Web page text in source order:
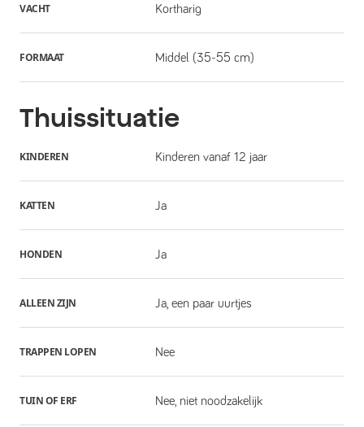
VACHT Kortharig
FORMAAT Middel (35-55 cm)
Thuissituatie
KINDEREN Kinderen vanaf 12 jaar
KATTEN Ja
HONDEN Ja
ALLEEN ZIJN Ja, een paar uurtjes
TRAPPEN LOPEN Nee
TUIN OF ERF Nee, niet noodzakelijk